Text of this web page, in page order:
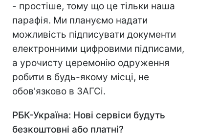
- простіше, тому що це тільки наша
парафія. Ми плануємо надати
можливість підписувати документи
електронними цифровими підписами,
а урочисту церемонію одруження
робити в будь-якому місці, не
обов'язково в ЗАГСі.
РБК-Україна: Нові сервіси будуть
безкоштовні або платні?